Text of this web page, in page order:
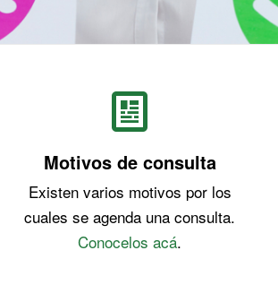
Motivos de consulta
Existen varios motivos por los
cuales se agenda una consulta.
Conocelos acá.